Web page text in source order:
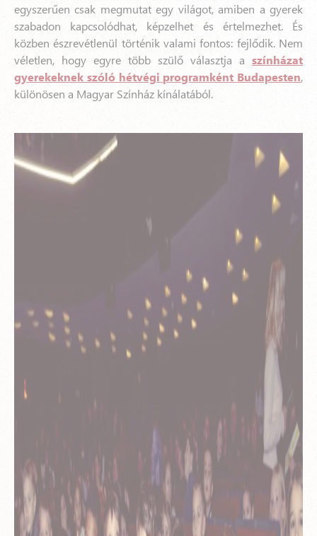
egyszerűen csak megmutat egy világot, amiben a gyerek
szabadon kapcsolódhat, képzelhet és értelmezhet. És
közben észrevétlenül történik valami fontos: fejlődik. Nem
véletlen, hogy egyre több szülő választja a színházat
gyerekeknek szóló hétvégi programként Budapesten,
különösen a Magyar Színház kínálatából.